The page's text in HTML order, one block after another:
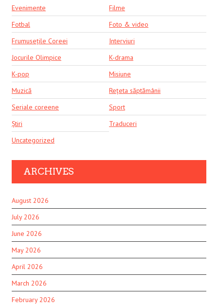
Evenimente
Filme
Fotbal
Foto & video
Frumusețile Coreei
Interviuri
Jocurile Olimpice
K-drama
K-pop
Misiune
Muzică
Rețeta săptămânii
Seriale coreene
Sport
Știri
Traduceri
Uncategorized
ARCHIVES
August 2026
July 2026
June 2026
May 2026
April 2026
March 2026
February 2026